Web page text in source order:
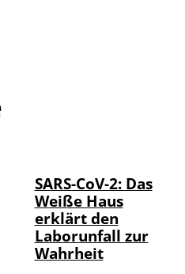
SARS-CoV-2: Das
Weiße Haus
erklärt den
Laborunfall zur
Wahrheit